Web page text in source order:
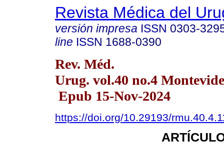
Revista Médica del
versión impresa ISSN 0303-
line ISSN 1688-0390
Rev. Méd.
Urug. vol.40 no.4
Epub 15-Nov-2024
https://doi.org/10.29193/